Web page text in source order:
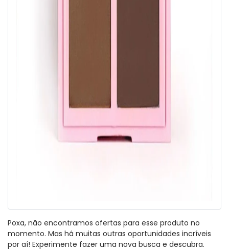
Poxa, não encontramos ofertas para esse produto no
momento. Mas há muitas outras oportunidades incríveis
por aí! Experimente fazer uma nova busca e descubra.